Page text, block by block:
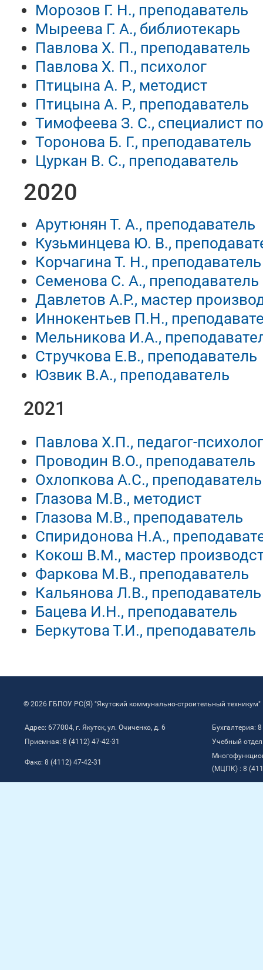
Морозов Г. Н., преподаватель
Мыреева Г. А., библиотекарь
Павлова Х. П., преподаватель
Павлова Х. П., психолог
Птицына А. Р., методист
Птицына А. Р., преподаватель
Тимофеева З. С., специалист
Торонова Б. Г., преподаватель
Цуркан В. С., преподаватель
2020
Арутюнян Т. А., преподаватель
Кузьминцева Ю. В.,
Корчагина Т. Н., преподаватель
Семенова С. А., преподаватель
Давлетов А.Р., мастер
Иннокентьев П.Н.,
Мельникова И.А.,
Стручкова Е.В., преподаватель
Юзвик В.А., преподаватель
2021
Павлова Х.П., педагог-психолог
Проводин В.О., преподаватель
Охлопкова А.С., преподаватель
Глазова М.В., методист
Глазова М.В., преподаватель
Спиридонова Н.А.,
Кокош В.М., мастер
Фаркова М.В., преподаватель
Кальянова Л.В., преподаватель
Бацева И.Н., преподаватель
Беркутова Т.И., преподаватель
© 2026 ГБПОУ РС(Я) "Якутский коммунально-строительный техникум"
Адрес: 677004, г. Якутск, ул. Очиченко, д. 6
Бухгалтерия:
Приемная: 8 (4112) 47-42-31
Учебный
Факс: 8 (4112) 47-42-31
(МЦПК) : 8